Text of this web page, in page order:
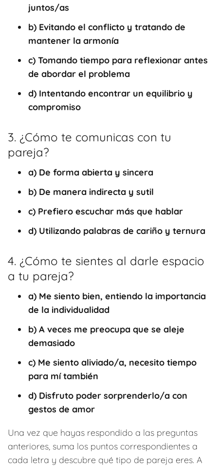
juntos/as
b) Evitando el conflicto y tratando de
mantener la armonía
c) Tomando tiempo para reflexionar antes
de abordar el problema
d) Intentando encontrar un equilibrio y
compromiso
3. ¿Cómo te comunicas con tu
pareja?
a) De forma abierta y sincera
b) De manera indirecta y sutil
c) Prefiero escuchar más que hablar
d) Utilizando palabras de cariño y ternura
4. ¿Cómo te sientes al darle espacio
a tu pareja?
a) Me siento bien, entiendo la importancia
de la individualidad
b) A veces me preocupa que se aleje
demasiado
c) Me siento aliviado/a, necesito tiempo
para mí también
d) Disfruto poder sorprenderlo/a con
gestos de amor
Una vez que hayas respondido a las preguntas
anteriores, suma los puntos correspondientes a
cada letra y descubre qué tipo de pareja eres. A